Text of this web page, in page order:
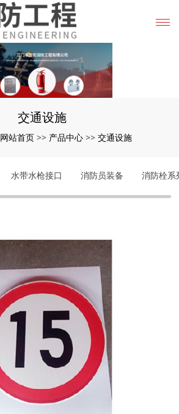
交通设施
网站首页 >> 产品中心 >> 交通设施
水带水枪接口 消防员装备 消防栓系